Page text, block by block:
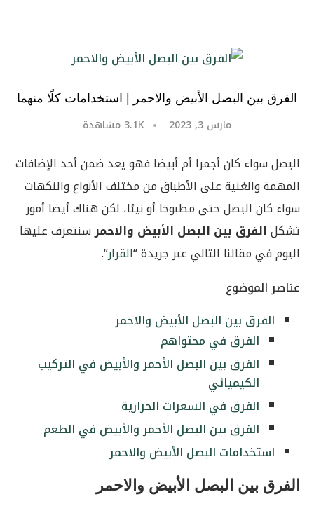
الفرق بين البصل الأبيض والاحمر | استخدامات كلًا منهما
مارس 3, 2023 3.1K مشاهدة
البصل سواء كان أجمرا أم أبيضا فهو يعد ضمن أحد الإضافات
المهمة والغنية على الأطباق من مختلف الأنواع والنكهات
سواء كان البصل حتى مطبوخا أو نيئا، لكن هناك أيضا أمور
تشكلالفرق بين البصل الأبيض والاحمرسنتعرف عليها
اليوم في مقالنا التالي عبر جريدة “القرار“.
عناصر الموضوع
الفرق بين البصل الأبيض والاحمر
الفرق في محتواهم
الفرق بين البصل الأحمر والأبيض في التركيب
الكيميائي
الفرق في السعرات الحرارية
الفرق بين البصل الأحمر والأبيض في الطعم
استخدامات البصل الأبيض والاحمر
الفرق بين البصل الأبيض والاحمر